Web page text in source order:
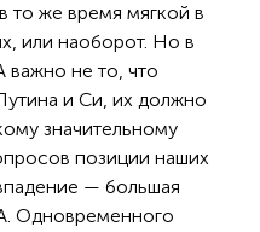
то же время мягкой в
или наоборот. Но в
не то, что
и Си, их должно
значительному
позиции наших
— большая
Одновременного